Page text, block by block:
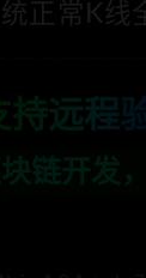
正常K线
持远程
系统开